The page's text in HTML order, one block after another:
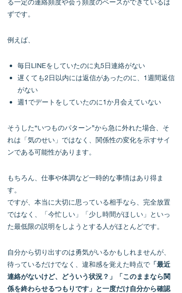
ずです。
例えば、
毎日LINEをしていたのに丸5日連絡がない
遅くても2日以内には返信があったのに、1週間返信
がない
週1でデートをしていたのに1か月会えていない
そうした“いつものパターン”から急に外れた場合、そ
れは「気のせい」ではなく、関係性の変化を示すサイ
ンである可能性があります。
もちろん、仕事や体調など一時的な事情はあり得ま
す。
ですが、本当に大切に思っている相手なら、完全放置
ではなく、「今忙しい」「少し時間がほしい」といっ
た最低限の説明をしようとする人がほとんどです。
自分から切り出すのは勇気がいるかもしれませんが、
待っているだけでなく、違和感を覚えた時点で 「最近
連絡がないけど、どういう状況？」「このままなら関
係を終わらせるつもりです」と一度だけ自分から確認